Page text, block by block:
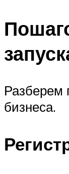
Разберем
бизнеса.